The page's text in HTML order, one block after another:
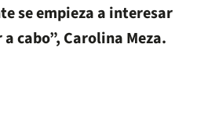
se empieza a interesar
cabo”, Carolina Meza.